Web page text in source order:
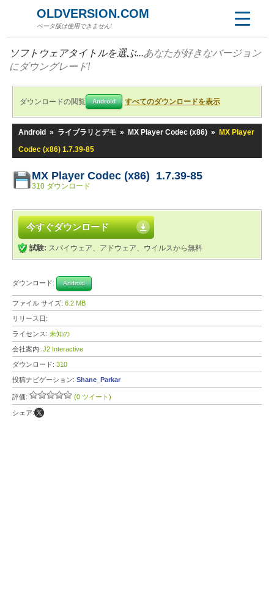
OLDVERSION.COM
ベータ版は使用できません!
ソフトウェアタイトルを選ぶ...あなたが好きなバージョン
にダウングレード!
ダウンロードの閲覧 Android すべてのダウンロードを表示
Android » ライブラリとデモ » MX Player Codec (x86) »
MX Player
Codec (x86) 1.7.39-85
MX Player Codec (x86) 1.7.39-85
310 ダウンロード
今すぐダウンロード
試験: スパイウェア、アドウェア、ウイルスから無料
ダウンロード: Android
ファイル サイズ: 6.2 MB
リリース日:
ライセンス: 未知の
会社案内: J2 Interactive
ダウンロード: 310
投稿ナビゲーション: Shane_Parkar
評価: (0 ツイート)
シェア: